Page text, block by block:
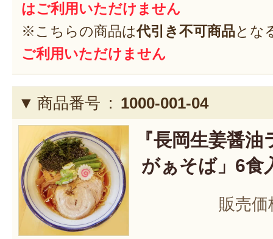
はご利用いただけません
※こちらの商品は代引き不可商品とな
ご利用いただけません
商品番号 : 1000-001-04
『長岡生姜醤
がぁそば」6食
販売価